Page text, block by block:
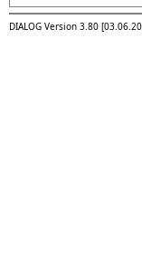
DIALOG Version 3.80